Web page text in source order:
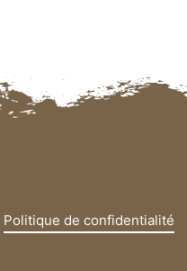
Politique de confidentialité